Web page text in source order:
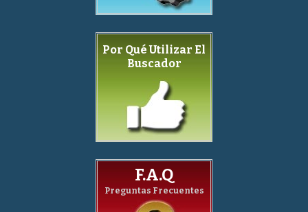
Por Qué Utilizar El
Buscador
F.A.Q
Preguntas Frecuentes